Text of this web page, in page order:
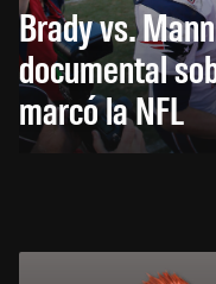
Brady vs.
documental
marcó la NFL